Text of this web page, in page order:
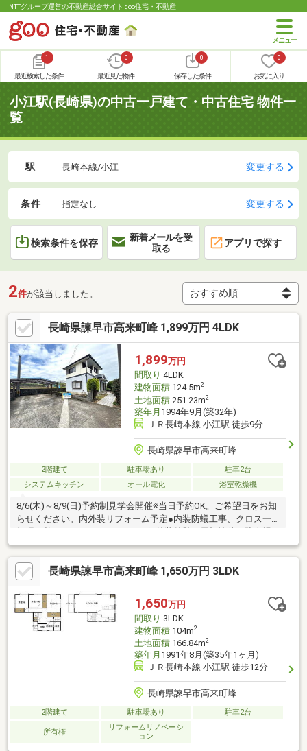
NTTグループ運営の不動産総合サイト goo住宅・不動産
1
最近検索した条件
0
最近見た物件
0
保存した条件
0
お気に入り
小江駅(長崎県)の中古一戸建て・中古住宅 物件一
覧
駅 長崎本線/小江 変更する
条件 指定なし 変更する
検索条件を保存
新着メールを受
取る
アプリで探す
2件が該当しました。
長崎県諫早市高来町峰 1,899万円 4LDK
1,899万円
間取り 4LDK
建物面積124.5m2
土地面積251.23m2
築年月 1994年9月(築32年)
ＪＲ長崎本線 小江駅 徒歩9分
長崎県諫早市高来町峰
2階建て 駐車場あり
駐車2台
システムキッチン
オール電化 浴室乾燥機
8/6(木)～8/9(日)予約制見学会開催※当日予約OK。ご希望日をお知
らせください。内外装リフォーム予定●内装防蟻工事、クロス一
拡張工事【おすすめポイント】・本物件は条件により住宅ローン
減税が適用されます。・シロアリ防除工事施工後5年間保証・お客
様に合わせたローンの組み方や金融機関をご提案。住宅ローンが
初めての方でもお気軽にご相談ください【周辺施設】・高来西小
学校600ｍ（徒歩8分）・高来中学校2500ｍ（徒歩32分/自転車10
分）・Aコープほっこう店様1100ｍ（車
長崎県諫早市高来町峰 1,650万円 3LDK
1,650万円
間取り 3LDK
建物面積104m2
土地面積166.84m2
築年月 1991年8月(築35年1ヶ月)
ＪＲ長崎本線 小江駅 徒歩12分
長崎県諫早市高来町峰
2階建て 駐車場あり 駐車2台
所有権
リフォームリノベーシ
ョン